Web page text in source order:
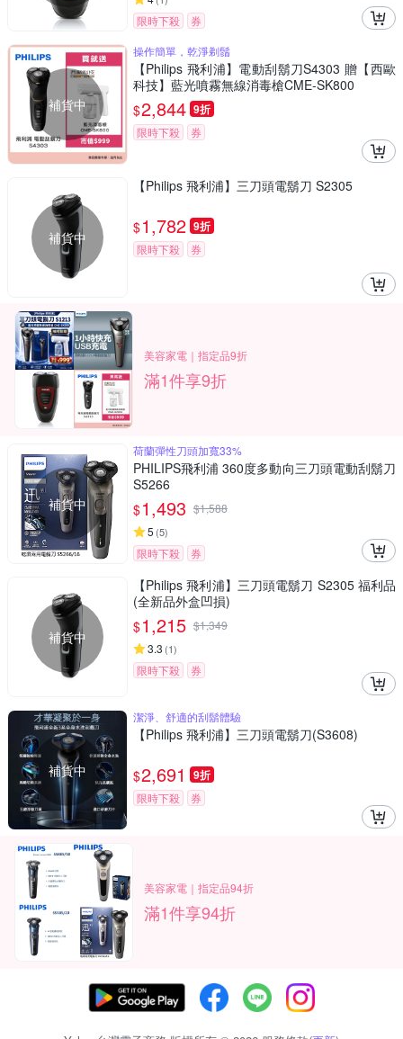
限時下殺 券
補貨中
操作簡單，乾淨剃鬚
【Philips 飛利浦】電動刮鬍刀S4303 贈【西歐
科技】藍光噴霧無線消毒槍CME-SK800
$2,844 9折
限時下殺 券
補貨中
【Philips 飛利浦】三刀頭電鬍刀 S2305
$1,782 9折
限時下殺 券
美容家電｜指定品9折
滿1件享9折
補貨中
荷蘭彈性刀頭加寬33%
PHILIPS飛利浦 360度多動向三刀頭電動刮鬍刀
S5266
$1,493 $1,588
5 (5)
限時下殺 券
補貨中
【Philips 飛利浦】三刀頭電鬍刀 S2305 福利品
(全新品外盒凹損)
$1,215 $1,349
3.3 (1)
限時下殺 券
補貨中
潔淨、舒適的刮鬍體驗
【Philips 飛利浦】三刀頭電鬍刀(S3608)
$2,691 9折
限時下殺 券
美容家電｜指定品94折
滿1件享94折